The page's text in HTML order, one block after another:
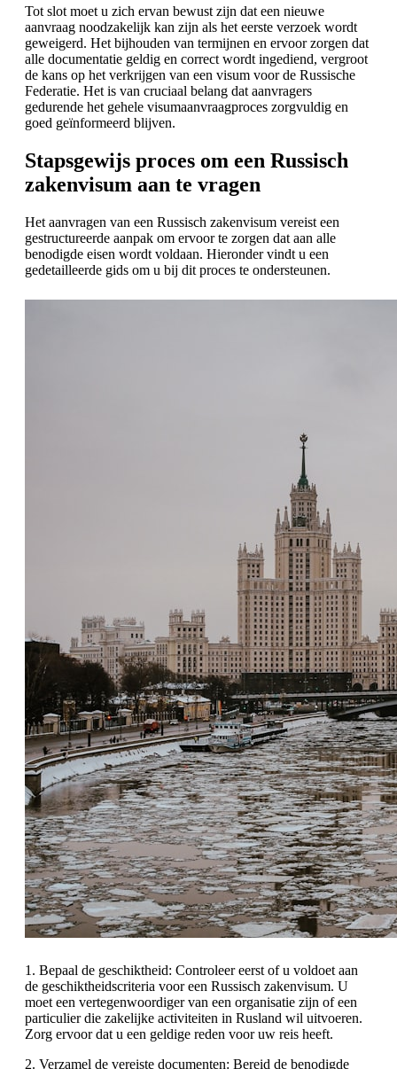
Tot slot moet u zich ervan bewust zijn dat een nieuwe
aanvraag noodzakelijk kan zijn als het eerste verzoek wordt
geweigerd. Het bijhouden van termijnen en ervoor zorgen dat
alle documentatie geldig en correct wordt ingediend, vergroot
de kans op het verkrijgen van een visum voor de Russische
Federatie. Het is van cruciaal belang dat aanvragers
gedurende het gehele visumaanvraagproces zorgvuldig en
goed geïnformeerd blijven.
Stapsgewijs proces om een Russisch
zakenvisum aan te vragen
Het aanvragen van een Russisch zakenvisum vereist een
gestructureerde aanpak om ervoor te zorgen dat aan alle
benodigde eisen wordt voldaan. Hieronder vindt u een
gedetailleerde gids om u bij dit proces te ondersteunen.
1. Bepaal de geschiktheid: Controleer eerst of u voldoet aan
de geschiktheidscriteria voor een Russisch zakenvisum. U
moet een vertegenwoordiger van een organisatie zijn of een
particulier die zakelijke activiteiten in Rusland wil uitvoeren.
Zorg ervoor dat u een geldige reden voor uw reis heeft.
2. Verzamel de vereiste documenten: Bereid de benodigde